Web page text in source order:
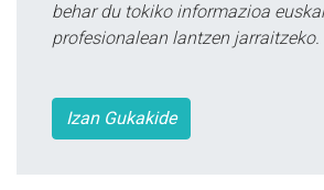
behar du tokiko informazioa
profesionalean lantzen jarraitzeko.
Izan Gukakide